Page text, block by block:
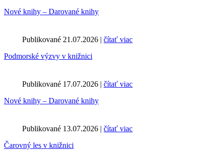
Nové knihy – Darované knihy
Publikované 21.07.2026 | čítať viac
Podmorské výzvy v knižnici
Publikované 17.07.2026 | čítať viac
Nové knihy – Darované knihy
Publikované 13.07.2026 | čítať viac
Čarovný les v knižnici